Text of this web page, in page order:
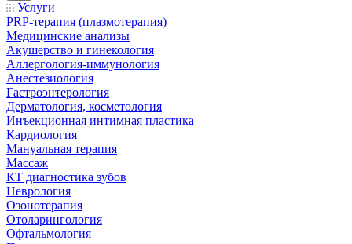
Услуги
PRP-терапия (плазмотерапия)
Медицинские анализы
Акушерство и гинекология
Аллергология-иммунология
Анестезиология
Гастроэнтерология
Дерматология, косметология
Инъекционная интимная пластика
Кардиология
Мануальная терапия
Массаж
КТ диагностика зубов
Неврология
Озонотерапия
Отоларингология
Офтальмология